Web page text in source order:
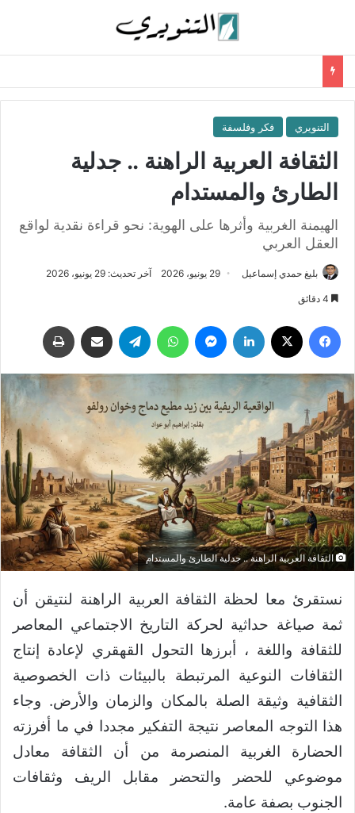
التنويري فكر وفلسفة
الثقافة العربية الراهنة .. جدلية
الطارئ والمستدام
الهيمنة الغربية وأثرها على الهوية: نحو قراءة نقدية لواقع
العقل العربي
بليغ حمدي إسماعيل 29 يونيو، 2026 آخر تحديث: 29 يونيو، 2026
فيسبوك لينكدإن ماسنجر واتساب تيلقرام مشاركة عبر البريد
الثقافة العربية الراهنة .. جدلية الطارئ والمستدام
نستقرئ معا لحظة الثقافة العربية الراهنة لنتيقن أن
ثمة صياغة حداثية لحركة التاريخ الاجتماعي المعاصر
للثقافة واللغة ، أبرزها التحول القهقري لإعادة إنتاج
الثقافات النوعية المرتبطة بالبيئات ذات الخصوصية
الثقافية وثيقة الصلة بالمكان والزمان والأرض. وجاء
هذا التوجه المعاصر نتيجة التفكير مجددا في ما أفرزته
الحضارة الغربية المنصرمة من أن الثقافة معادل
موضوعي للحضر والتحضر مقابل الريف وثقافات
الجنوب بصفة عامة.